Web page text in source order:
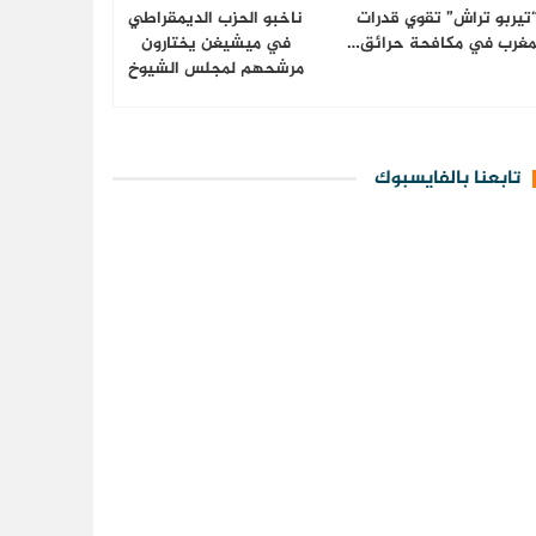
تراش” تقوي قدرات
في مكافحة حرائق…
ناخبو الحزب الديمقراطي
في ميشيغن يختارون
مرشحهم لمجلس الشيوخ
تابعنا بالفايسبوك